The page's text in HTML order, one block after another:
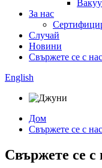
За нас
Случай
Новини
Свържете се с нас
English
Дом
Свържете се с нас
Свържете се с